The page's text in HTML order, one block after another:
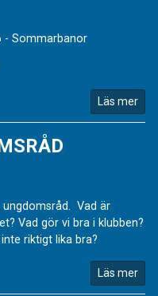
- Sommarbanor
Läs mer
ungdomsråd. Vad är
Vad gör vi bra i klubben?
riktigt lika bra?
Läs mer